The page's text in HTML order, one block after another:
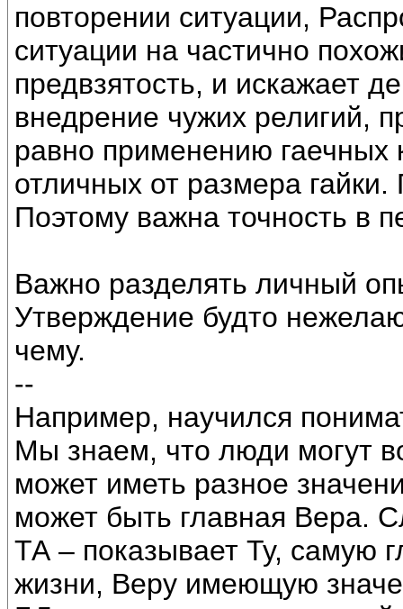
повторении ситуации,
ситуации на частично
предвзятость, и искажает
внедрение чужих религий,
равно применению гаечных
отличных от размера
Поэтому важна точность в
Важно разделять личный
Утверждение будто
чему.
--
Например, научился
Мы знаем, что люди могут
может иметь разное
может быть главная Вера.
ТА – показывает Ту, самую
жизни, Веру имеющую